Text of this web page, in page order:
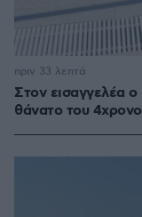
Στον εισαγγελέα ο
θάνατο του
πριν 33 λεπτά